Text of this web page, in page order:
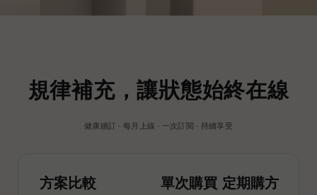
規律補充，讓狀態始終在線
健康續訂 · 每月上線 · 一次訂閱 · 持續享受
方案比較 單次購買 定期購方